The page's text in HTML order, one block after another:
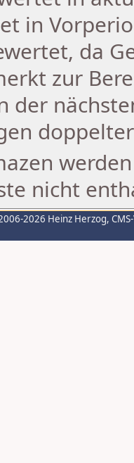
in
da
zur
der
nicht
2026 Heinz Herzog,